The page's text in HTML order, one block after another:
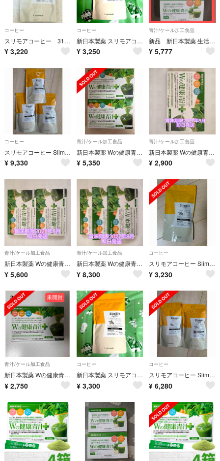
コーヒー
スリモアコーヒー 31日分
¥ 3,220
コーヒー
新日本製薬 スリモアコーヒー ダイエットコーヒー 1袋93g
¥ 3,250
青汁/ケール加工食品
新品 新日本製薬 生活習慣サポート Wの健康青汁 ダブルの青汁 2箱
¥ 5,777
コーヒー
スリモアコーヒー Slimore Coffee 31日分×3
¥ 9,330
青汁/ケール加工食品
新日本製薬 Wの健康青汁プラス 31本入り 2箱セット 機能性表示食品
¥ 5,350
青汁/ケール加工食品
新日本製薬 Wの健康青汁プラス 31本 ×1箱
¥ 2,900
青汁/ケール加工食品
新日本製薬 Wの健康青汁プラス 31本 ×2箱
¥ 5,600
青汁/ケール加工食品
新日本製薬 Wの健康青汁プラス 31本 ×3箱
¥ 8,300
コーヒー
スリモアコーヒー Slimore Coffee 31日分
¥ 3,230
青汁/ケール加工食品
新日本製薬 Wの健康青汁プラス 31本
¥ 2,750
コーヒー
新日本製薬 スリモアコーヒー ダイエットコーヒー 1袋93g
¥ 3,300
コーヒー
スリモアコーヒー Slimore Coffee 31日分×2
¥ 6,280